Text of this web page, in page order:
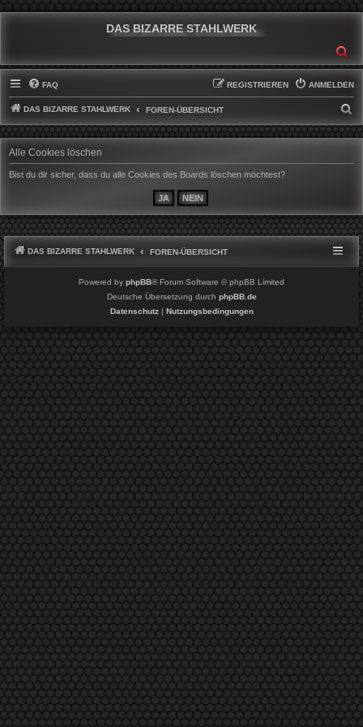
DAS BIZARRE STAHLWERK
FAQ ANMELDEN
REGISTRIEREN
DAS BIZARRE STAHLWERK FOREN-ÜBERSICHT
U
Alle Cookies löschen
Bist du dir sicher, dass du alle Cookies des Boards löschen möchtest?
DAS BIZARRE STAHLWERK FOREN-ÜBERSICHT
Powered by phpBB® Forum Software © phpBB Limited
Deutsche Übersetzung durch phpBB.de
Datenschutz| Nutzungsbedingungen